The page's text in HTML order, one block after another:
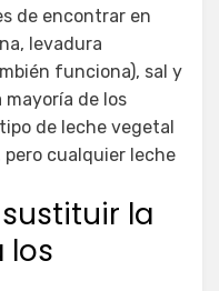
de encontrar en
levadura
funciona), sal y
mayoría de los
de leche vegetal
pero cualquier leche
la
los